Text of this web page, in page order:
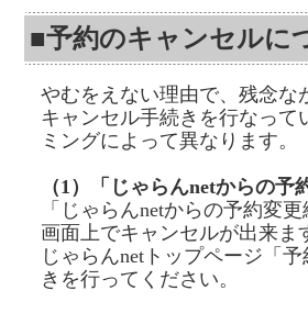
■予約のキャンセルに
やむをえない理由で、残念な
キャンセル手続きを行なっ
ミングによって異なります。
（1）「じゃらんnetからの
「じゃらんnetからの予約変
画面上でキャンセルが出来ま
じゃらんnetトップページ「
きを行ってください。